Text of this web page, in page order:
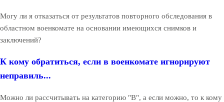
Могу ли я отказаться от результатов повторного обследования в
областном военкомате на основании имеющихся снимков и
заключений?
К кому обратиться, если в военкомате игнорируют
неправиль...
Можно ли рассчитывать на категорию "В", а если можно, то к кому